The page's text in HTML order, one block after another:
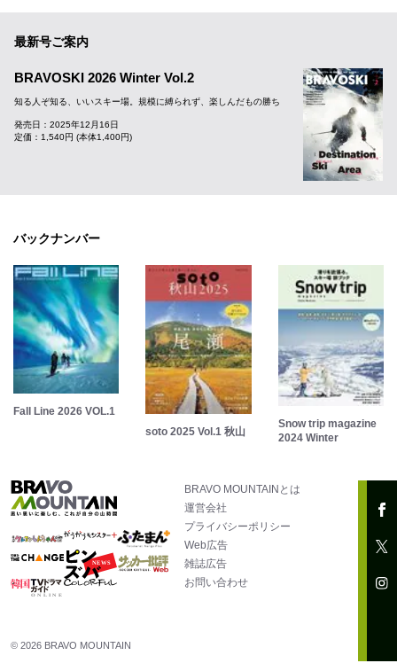
最新号ご案内
BRAVOSKI 2026 Winter Vol.2
知る人ぞ知る、いいスキー場。規模に縛られず、楽しんだもの勝ち
発売日：2025年12月16日
定価：1,540円 (本体1,400円)
バックナンバー
Fall Line 2026 VOL.1
soto 2025 Vol.1 秋山
Snow trip magazine
2024 Winter
BRAVO MOUNTAINとは
運営会社
プライバシーポリシー
Web広告
雑誌広告
お問い合わせ
© 2026 BRAVO MOUNTAIN